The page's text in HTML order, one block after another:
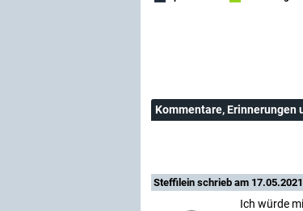
Kommentare, Erinnerungen
Steffilein schrieb am
Ich würde